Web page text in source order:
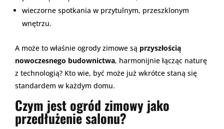
wieczorne spotkania w przytulnym, przeszklonym
wnętrzu.
A może to właśnie ogrody zimowe są przyszłością
nowoczesnego budownictwa, harmonijnie łącząc naturę
z technologią? Kto wie, być może już wkrótce staną się
standardem w każdym domu.
Czym jest ogród zimowy jako
przedłużenie salonu?